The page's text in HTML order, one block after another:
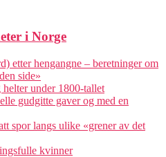
i Norge
etter hengangne – beretninger om
side»
under 1800-tallet
gudgitte gaver og med en
spor langs ulike «grener av det
kvinner